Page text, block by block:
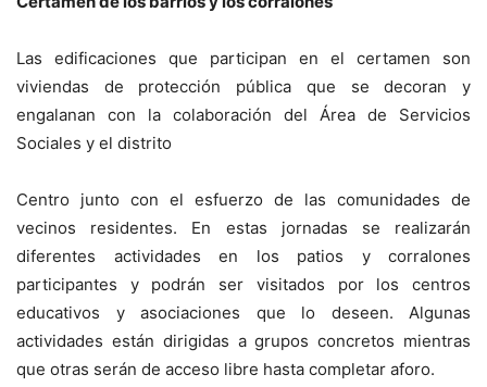
Las edificaciones que participan en el certamen son
viviendas de protección pública que se decoran y
engalanan con la colaboración del Área de Servicios
Sociales y el distrito
Centro junto con el esfuerzo de las comunidades de
vecinos residentes. En estas jornadas se realizarán
diferentes actividades en los patios y corralones
participantes y podrán ser visitados por los centros
educativos y asociaciones que lo deseen. Algunas
actividades están dirigidas a grupos concretos mientras
que otras serán de acceso libre hasta completar aforo.